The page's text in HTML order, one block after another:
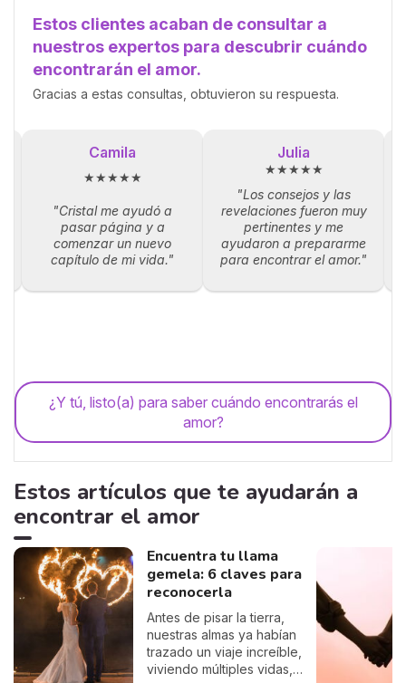
Estos clientes acaban de consultar a
nuestros expertos para descubrir cuándo
encontrarán el amor.
Gracias a estas consultas, obtuvieron su respuesta.
Camila
★★★★★
"Cristal me ayudó a
pasar página y a
comenzar un nuevo
capítulo de mi vida."
Julia
★★★★★
"Los consejos y las
revelaciones fueron muy
pertinentes y me
ayudaron a prepararme
para encontrar el amor."
¿Y tú, listo(a) para saber cuándo encontrarás el
amor?
Estos artículos que te ayudarán a
encontrar el amor
Encuentra tu llama
gemela: 6 claves para
reconocerla
Antes de pisar la tierra,
nuestras almas ya habían
trazado un viaje increíble,
viviendo múltiples vidas,